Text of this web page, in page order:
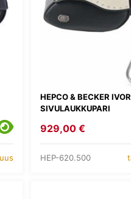
HEPCO & BECKER
SIVULAUKKUPARI
929,00 €
HEP-620.500